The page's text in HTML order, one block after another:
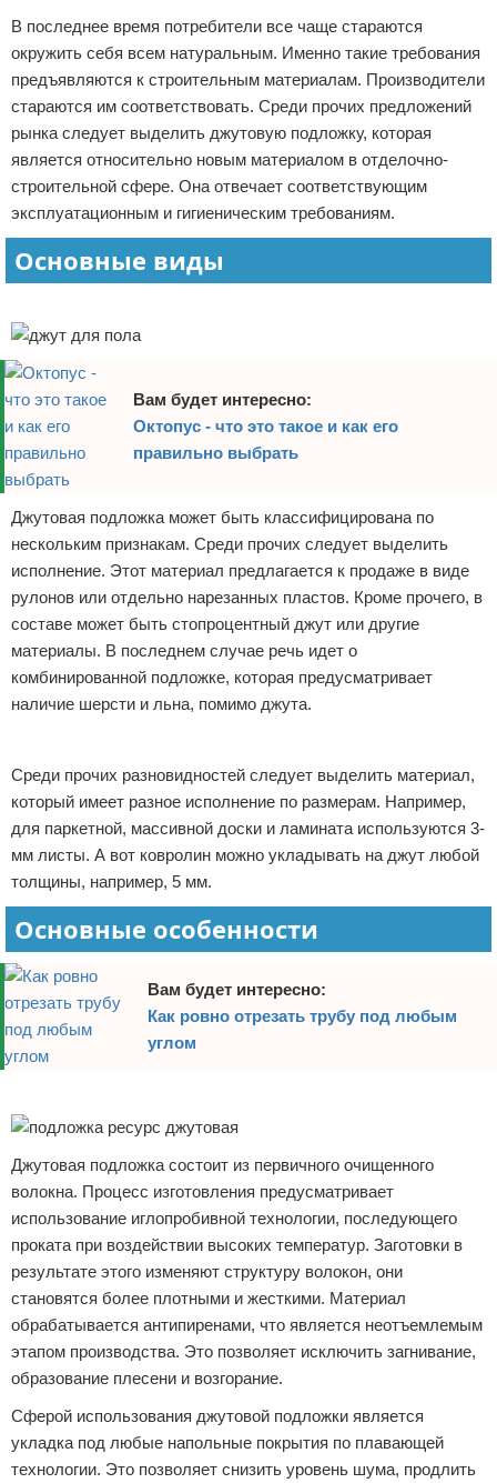
Домашний быт
Коммунальные услуги
Сантехника
Безопасность
Стройматериалы
Разное
Отказ от ответственности
В последнее время потребители все чаще стараются
окружить себя всем натуральным. Именно такие требования
предъявляются к строительным материалам. Производители
стараются им соответствовать. Среди прочих предложений
рынка следует выделить джутовую подложку, которая
является относительно новым материалом в отделочно-
строительной сфере. Она отвечает соответствующим
эксплуатационным и гигиеническим требованиям.
Основные виды
Вам будет интересно:
Октопус - что это такое и как его
правильно выбрать
Джутовая подложка может быть классифицирована по
нескольким признакам. Среди прочих следует выделить
исполнение. Этот материал предлагается к продаже в виде
рулонов или отдельно нарезанных пластов. Кроме прочего, в
составе может быть стопроцентный джут или другие
материалы. В последнем случае речь идет о
комбинированной подложке, которая предусматривает
наличие шерсти и льна, помимо джута.
Среди прочих разновидностей следует выделить материал,
который имеет разное исполнение по размерам. Например,
для паркетной, массивной доски и ламината используются 3-
мм листы. А вот ковролин можно укладывать на джут любой
толщины, например, 5 мм.
Основные особенности
Вам будет интересно:
Как ровно отрезать трубу под любым
углом
Джутовая подложка состоит из первичного очищенного
волокна. Процесс изготовления предусматривает
использование иглопробивной технологии, последующего
проката при воздействии высоких температур. Заготовки в
результате этого изменяют структуру волокон, они
становятся более плотными и жесткими. Материал
обрабатывается антипиренами, что является неотъемлемым
этапом производства. Это позволяет исключить загнивание,
образование плесени и возгорание.
Сферой использования джутовой подложки является
укладка под любые напольные покрытия по плавающей
технологии. Это позволяет снизить уровень шума, продлить